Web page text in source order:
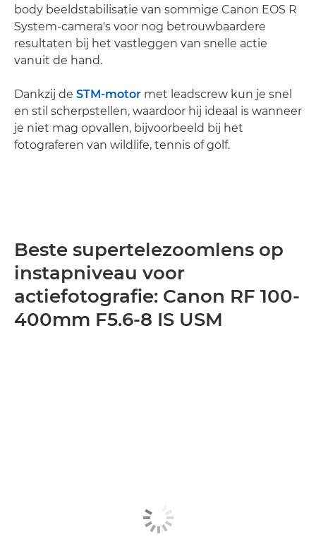
body beeldstabilisatie van sommige Canon EOS R
System-camera's voor nog betrouwbaardere
resultaten bij het vastleggen van snelle actie
vanuit de hand.
Dankzij de STM-motor met leadscrew kun je snel
en stil scherpstellen, waardoor hij ideaal is wanneer
je niet mag opvallen, bijvoorbeeld bij het
fotograferen van wildlife, tennis of golf.
Beste supertelezoomlens op
instapniveau voor
actiefotografie: Canon RF 100-
400mm F5.6-8 IS USM